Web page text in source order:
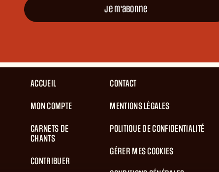
Je m'abonne
ACCUEIL
MON COMPTE
CARNETS DE
CHANTS
CONTRIBUER
CONTACT
MENTIONS LÉGALES
POLITIQUE DE CONFIDENTIALITÉ
GÉRER MES COOKIES